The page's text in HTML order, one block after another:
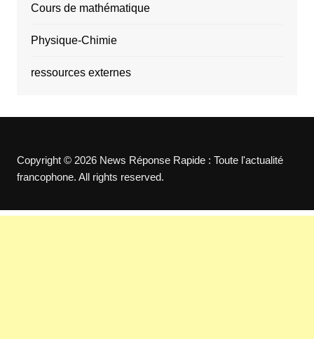
Cours de mathématique
Physique-Chimie
ressources externes
Copyright © 2026 News Réponse Rapide : Toute l'actualité
francophone. All rights reserved.